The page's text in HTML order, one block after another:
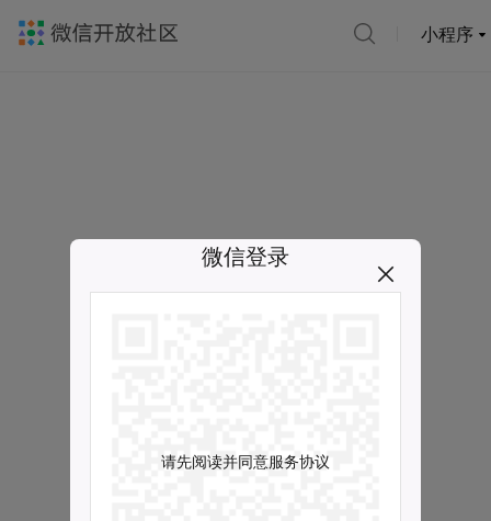
小程序
微信登录
请先阅读并同意服务协议